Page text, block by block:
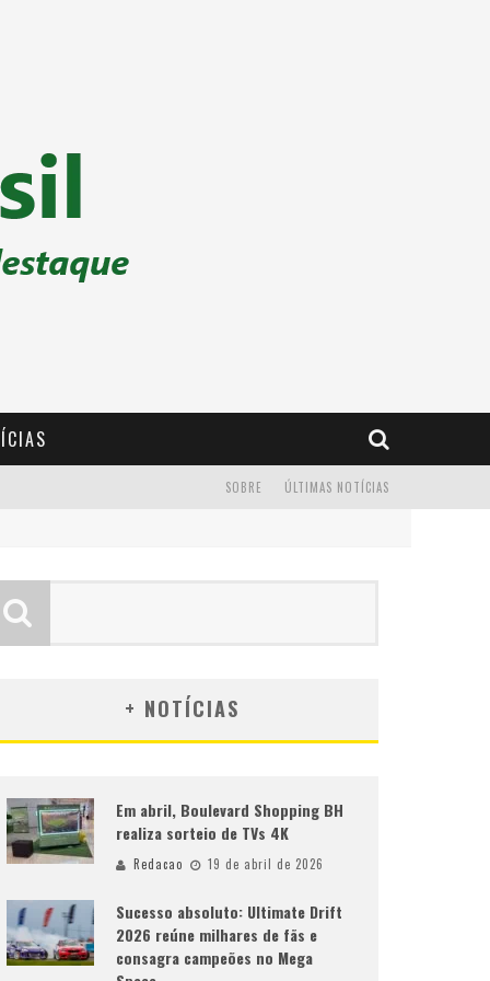
ÚLTIMAS NOTÍCIAS
SOBRE
+ NOTÍCIAS
Em abril, Boulevard Shopping BH
realiza sorteio de TVs 4K
Redacao 19 de abril de 2026
Sucesso absoluto: Ultimate Drift
2026 reúne milhares de fãs e
consagra campeões no Mega